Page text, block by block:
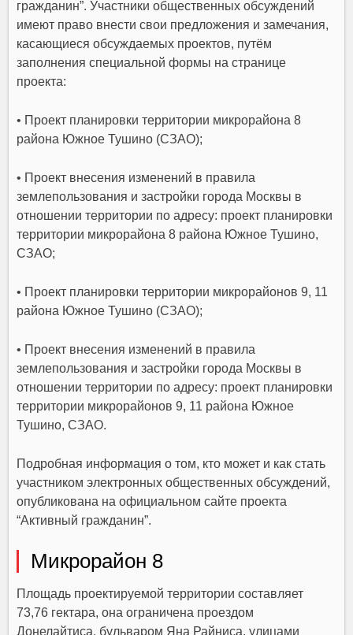
гражданин”. Участники общественных обсуждений
имеют право внести свои предложения и замечания,
касающиеся обсуждаемых проектов, путём
заполнения специальной формы на странице
проекта:
• Проект планировки территории микрорайона 8
района Южное Тушино (СЗАО);
• Проект внесения изменений в правила
землепользования и застройки города Москвы в
отношении территории по адресу: проект планировки
территории микрорайона 8 района Южное Тушино,
СЗАО;
• Проект планировки территории микрорайонов 9, 11
района Южное Тушино (СЗАО);
• Проект внесения изменений в правила
землепользования и застройки города Москвы в
отношении территории по адресу: проект планировки
территории микрорайонов 9, 11 района Южное
Тушино, СЗАО.
Подробная информация о том, кто может и как стать
участником электронных общественных обсуждений,
опубликована на официальном сайте проекта
“Активный гражданин”.
Микрорайон 8
Площадь проектируемой территории составляет
73,76 гектара, она ограничена проездом
Донелайтиса, бульваром Яна Райниса, улицами